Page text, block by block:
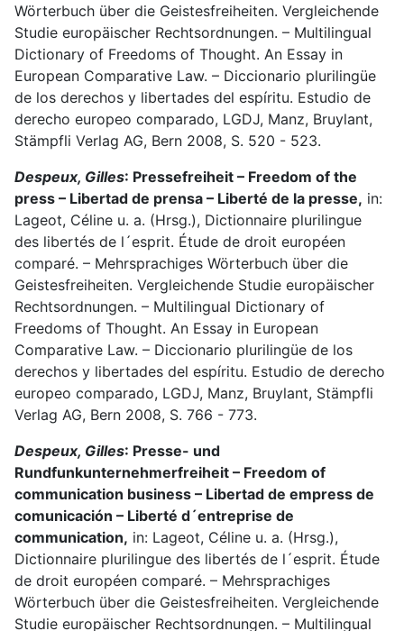
Wörterbuch über die Geistesfreiheiten. Vergleichende
Studie europäischer Rechtsordnungen. – Multilingual
Dictionary of Freedoms of Thought. An Essay in
European Comparative Law. – Diccionario plurilingüe
de los derechos y libertades del espíritu. Estudio de
derecho europeo comparado, LGDJ, Manz, Bruylant,
Stämpfli Verlag AG, Bern 2008, S. 520 - 523.
Despeux, Gilles: Pressefreiheit – Freedom of the
press – Libertad de prensa – Liberté de la presse, in:
Lageot, Céline u. a. (Hrsg.), Dictionnaire plurilingue
des libertés de l´esprit. Étude de droit européen
comparé. – Mehrsprachiges Wörterbuch über die
Geistesfreiheiten. Vergleichende Studie europäischer
Rechtsordnungen. – Multilingual Dictionary of
Freedoms of Thought. An Essay in European
Comparative Law. – Diccionario plurilingüe de los
derechos y libertades del espíritu. Estudio de derecho
europeo comparado, LGDJ, Manz, Bruylant, Stämpfli
Verlag AG, Bern 2008, S. 766 - 773.
Despeux, Gilles: Presse- und
Rundfunkunternehmerfreiheit – Freedom of
communication business – Libertad de empress de
comunicación – Liberté d´entreprise de
communication, in: Lageot, Céline u. a. (Hrsg.),
Dictionnaire plurilingue des libertés de l´esprit. Étude
de droit européen comparé. – Mehrsprachiges
Wörterbuch über die Geistesfreiheiten. Vergleichende
Studie europäischer Rechtsordnungen. – Multilingual